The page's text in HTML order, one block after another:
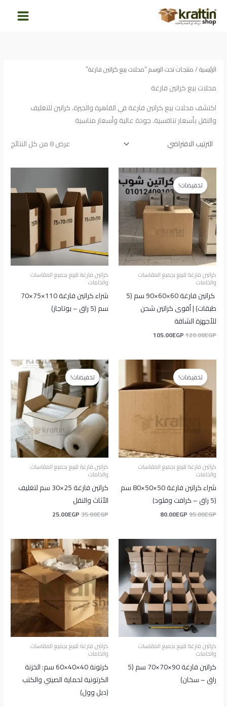
تخطي
الرئيسية/ منتجات تحت الوسم “محلات بيع كراتين فارغة”
محلات بيع كراتين فارغة
اكتشف محلات بيع كراتين فارغة في القاهرة والجيزة. كراتين للتغليف
والنقل بأسعار تنافسية. جودة عالية وأسعار مناسبة
عرض ⁦8⁩ من كل النتائج
تخفيضات!
كراتين فارغة للبيع بجميع المقاسات
والخامات
كراتين فارغة 60×60×90 سم (5
طبقات) | أقوى كراتين شحن
للأجهزة الشاقة
120.00EGP
السعر
الأصلي
هو:
120.00EGP.
105.00EGP
السعر
الحالي
هو:
105.00EGP.
كراتين فارغة للبيع بجميع المقاسات
والخامات
شراء كراتين فارغة 110×75×70
سم (5 راق – بوتاجاز)
تخفيضات!
كراتين فارغة للبيع بجميع المقاسات
والخامات
شراء كراتين فارغة 50×50×80 سم
(5 راق – كرافت وفلود)
95.00EGP
السعر
الأصلي
هو:
95.00EGP.
80.00EGP
السعر
الحالي
هو:
80.00EGP.
تخفيضات!
كراتين فارغة للبيع بجميع المقاسات
والخامات
كراتين فارغة 25×30 سم لتغليف
الأثاث والنقل
35.00EGP
السعر
الأصلي
هو:
35.00EGP.
25.00EGP
السعر
الحالي
هو:
25.00EGP.
كراتين فارغة للبيع بجميع المقاسات
والخامات
كراتين فارغة 90×70×70 سم (5
راق – سخان)
كراتين فارغة للبيع بجميع المقاسات
والخامات
كرتونة 40×40×60 سم: الخزنة
الكرتونية لحماية الصيني والكتب
(دبل وول)